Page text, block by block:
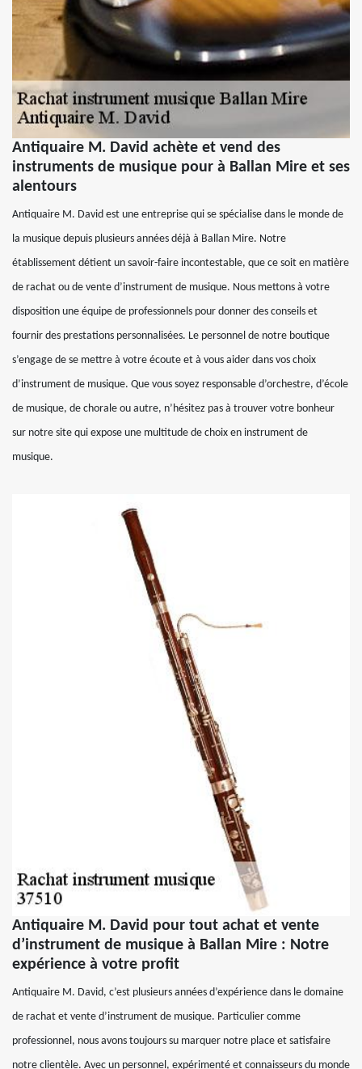
Antiquaire M. David achète et vend des
instruments de musique pour à Ballan Mire et ses
alentours
Antiquaire M. David est une entreprise qui se spécialise dans le monde de
la musique depuis plusieurs années déjà à Ballan Mire. Notre
établissement détient un savoir-faire incontestable, que ce soit en matière
de rachat ou de vente d’instrument de musique. Nous mettons à votre
disposition une équipe de professionnels pour donner des conseils et
fournir des prestations personnalisées. Le personnel de notre boutique
s’engage de se mettre à votre écoute et à vous aider dans vos choix
d’instrument de musique. Que vous soyez responsable d’orchestre, d’école
de musique, de chorale ou autre, n’hésitez pas à trouver votre bonheur
sur notre site qui expose une multitude de choix en instrument de
musique.
Antiquaire M. David pour tout achat et vente
d’instrument de musique à Ballan Mire : Notre
expérience à votre profit
Antiquaire M. David, c’est plusieurs années d’expérience dans le domaine
de rachat et vente d’instrument de musique. Particulier comme
professionnel, nous avons toujours su marquer notre place et satisfaire
notre clientèle. Avec un personnel, expérimenté et connaisseurs du monde